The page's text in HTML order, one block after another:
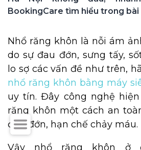
BookingCare tìm hiểu trong bài
Nhổ răng khôn là nỗi ám
do sự đau đớn, sưng tấy,
lo sợ các vấn đề như trên,
nhổ răng khôn bằng máy
uy tín. Đây công nghệ
răng khôn một cách an
đau đớn, hạn chế chảy máu.
Vậy nhổ răng khôn ở